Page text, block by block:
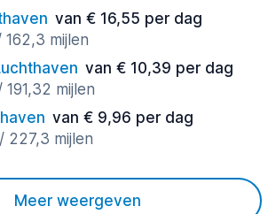
van € 16,55 per dag
162,3 mijlen
van € 10,39 per dag
mijlen
van € 9,96 per dag
227,3 mijlen
Meer weergeven